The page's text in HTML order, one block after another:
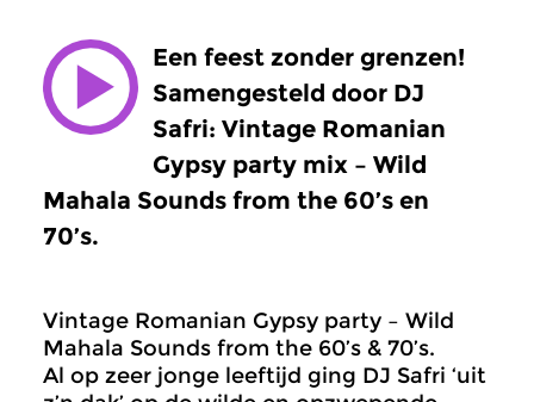
Een feest zonder grenzen!
Samengesteld door DJ
Safri: Vintage Romanian
Gypsy party mix – Wild
Mahala Sounds from the 60’s en
70’s.
Vintage Romanian Gypsy party – Wild
Mahala Sounds from the 60’s & 70’s.
Al op zeer jonge leeftijd ging DJ Safri ‘uit